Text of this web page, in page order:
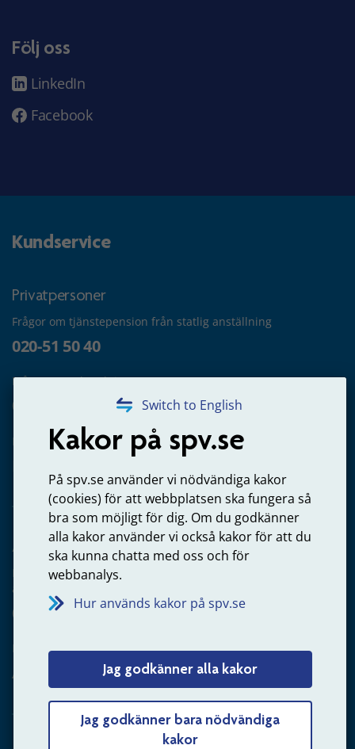
Switch to English
Kakor på spv.se
På spv.se använder vi nödvändiga kakor
(cookies) för att webbplatsen ska fungera så
bra som möjligt för dig. Om du godkänner
alla kakor använder vi också kakor för att du
ska kunna chatta med oss och för
webbanalys.
Hur används kakor på spv.se
Jag godkänner alla kakor
Jag godkänner bara nödvändiga
kakor
Följ oss
LinkedIn
Facebook
Kundservice
Privatpersoner
Frågor om tjänstepension från statlig anställning
020-51 50 40
Frågor om utbetalning
020-65 00 65
Kontakta oss
Arbetsgivare
Frågor om administration av tjänstepension från statlig
anställning
060-18 75 03
Kontakta oss
Arbetsgivare – skicka mejl till oss